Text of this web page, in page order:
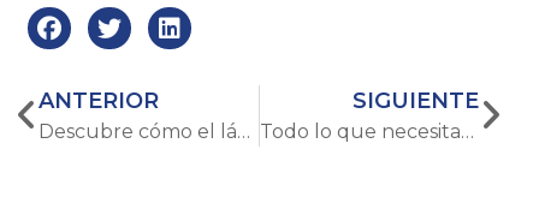
ANTERIOR
Descubre cómo el láser de CO2 mejora los resultados de la cirugía cosmética
SIGUIENTE
Todo lo que necesitas saber sobre la eliminación de tatuajes Picosecond: el futuro de la tecnología de eliminación de tatuajes